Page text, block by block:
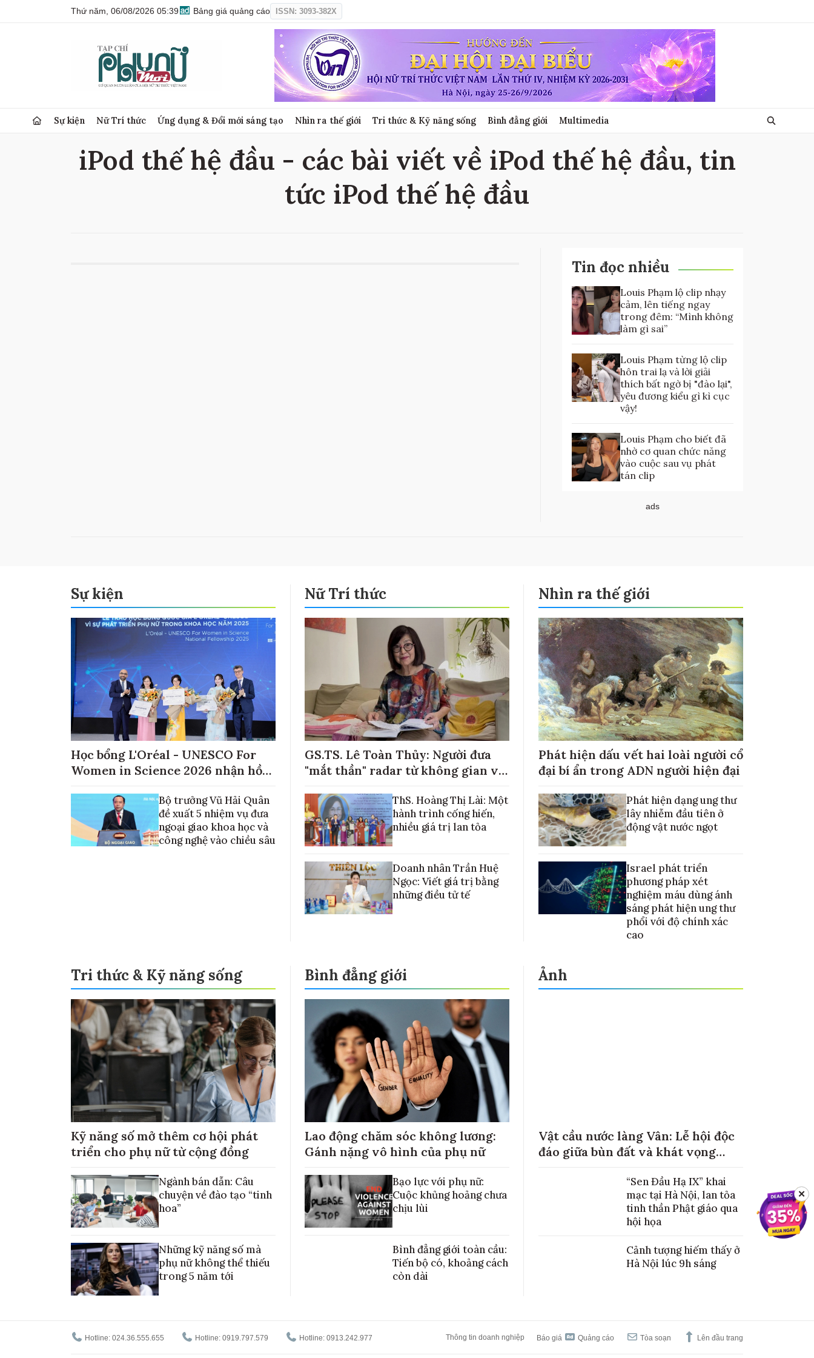
Thứ năm, 06/08/2026 05:39 Bảng giá quảng cáo ISSN: 3093-382X
Sự kiện Nữ Trí thức Ứng dụng & Đổi mới sáng tạo Nhìn ra thế giới Tri thức & Kỹ năng sống Bình đẳng giới Multimedia
iPod thế hệ đầu - các bài viết về iPod thế hệ đầu, tin
tức iPod thế hệ đầu
Tin đọc nhiều
Louis Phạm lộ clip nhạy
cảm, lên tiếng ngay
trong đêm: “Mình không
làm gì sai”
Louis Phạm từng lộ clip
hôn trai lạ và lời giải
thích bất ngờ bị "đào lại",
yêu đương kiểu gì kì cục
vậy!
Louis Phạm cho biết đã
nhờ cơ quan chức năng
vào cuộc sau vụ phát
tán clip
ads
Sự kiện
Học bổng L'Oréal - UNESCO For
Women in Science 2026 nhận hồ
Bộ trưởng Vũ Hải Quân
đề xuất 5 nhiệm vụ đưa
ngoại giao khoa học và
công nghệ vào chiều sâu
Nữ Trí thức
GS.TS. Lê Toàn Thủy: Người đưa
"mắt thần" radar từ không gian về
ThS. Hoàng Thị Lài: Một
hành trình cống hiến,
nhiều giá trị lan tỏa
Doanh nhân Trần Huệ
Ngọc: Viết giá trị bằng
những điều tử tế
Nhìn ra thế giới
Phát hiện dấu vết hai loài người cổ
đại bí ẩn trong ADN người hiện đại
Phát hiện dạng ung thư
lây nhiễm đầu tiên ở
động vật nước ngọt
Israel phát triển
phương pháp xét
nghiệm máu dùng ánh
sáng phát hiện ung thư
phổi với độ chính xác
cao
Tri thức & Kỹ năng sống
Kỹ năng số mở thêm cơ hội phát
triển cho phụ nữ từ cộng đồng
Ngành bán dẫn: Câu
chuyện về đào tạo “tinh
hoa”
Những kỹ năng số mà
phụ nữ không thể thiếu
trong 5 năm tới
Bình đẳng giới
Lao động chăm sóc không lương:
Gánh nặng vô hình của phụ nữ
Bạo lực với phụ nữ:
Cuộc khủng hoảng chưa
chịu lùi
Bình đẳng giới toàn cầu:
Tiến bộ có, khoảng cách
còn dài
Ảnh
Vật cầu nước làng Vân: Lễ hội độc
đáo giữa bùn đất và khát vọng
“Sen Đầu Hạ IX” khai
mạc tại Hà Nội, lan tỏa
tinh thần Phật giáo qua
hội họa
Cảnh tượng hiếm thấy ở
Hà Nội lúc 9h sáng
Hotline: 024.36.555.655 Hotline: 0919.797.579 Hotline: 0913.242.977 Thông tin doanh nghiệp Báo giá Quảng cáo Tòa soạn Lên đầu trang
✕